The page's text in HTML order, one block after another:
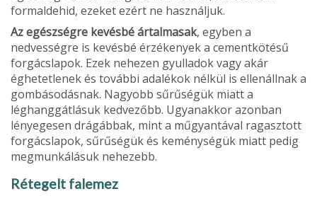
formaldehid, ezeket ezért ne használjuk.
Az egészségre ke­vésbé ártalmasak, egyben a
nedvességre is kevésbé érzékenyek a cementkötésű
forgácslapok. Ezek nehezen gyulladok vagy akár
éghetetlenek és további adalékok nélkül is ellenállnak a
gombásodásnak. Nagyobb sűrűségük miatt a
léghanggátlásuk kedvezőbb. Ugyanak­kor azonban
lényegesen drágábbak, mint a műgyantával ragasztott
forgácslapok, sűrűsé­gük és keménységük miatt pedig
megmunká­lásuk nehezebb.
Rétegelt falemez